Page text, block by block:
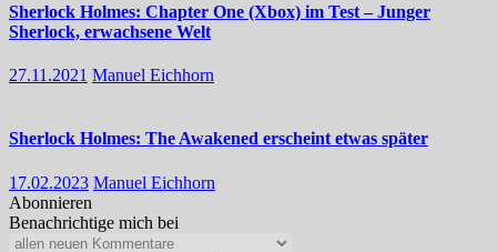
Sherlock Holmes: Chapter One (Xbox) im Test – Junger
Sherlock, erwachsene Welt
27.11.2021 Manuel Eichhorn
Sherlock Holmes: The Awakened erscheint etwas später
17.02.2023 Manuel Eichhorn
Abonnieren
Benachrichtige mich bei